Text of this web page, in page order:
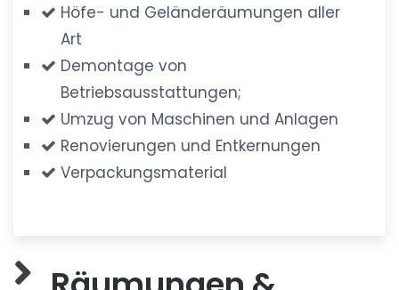
Höfe- und Geländeräumungen aller
Art
Demontage von
Betriebsausstattungen;
Umzug von Maschinen und Anlagen
Renovierungen und Entkernungen
Verpackungsmaterial